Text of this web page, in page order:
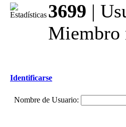
3699 |
Miembro
Identificarse
Nombre de Usuario: